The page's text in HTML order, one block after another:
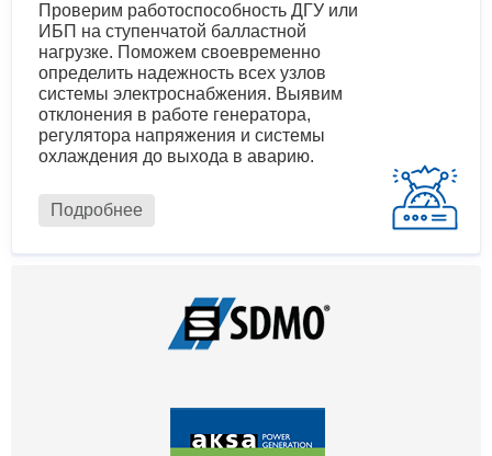
Проверим работоспособность ДГУ или
ИБП на ступенчатой балластной
нагрузке. Поможем своевременно
определить надежность всех узлов
системы электроснабжения. Выявим
отклонения в работе генератора,
регулятора напряжения и системы
охлаждения до выхода в аварию.
Подробнее